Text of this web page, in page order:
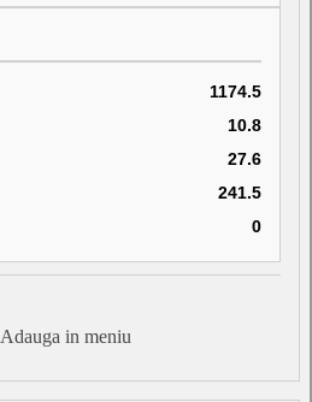
1174.5
10.8
27.6
241.5
0
Adauga in meniu